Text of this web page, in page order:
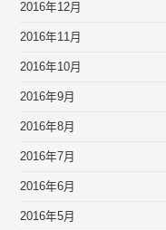
2016年12月
2016年11月
2016年10月
2016年9月
2016年8月
2016年7月
2016年6月
2016年5月